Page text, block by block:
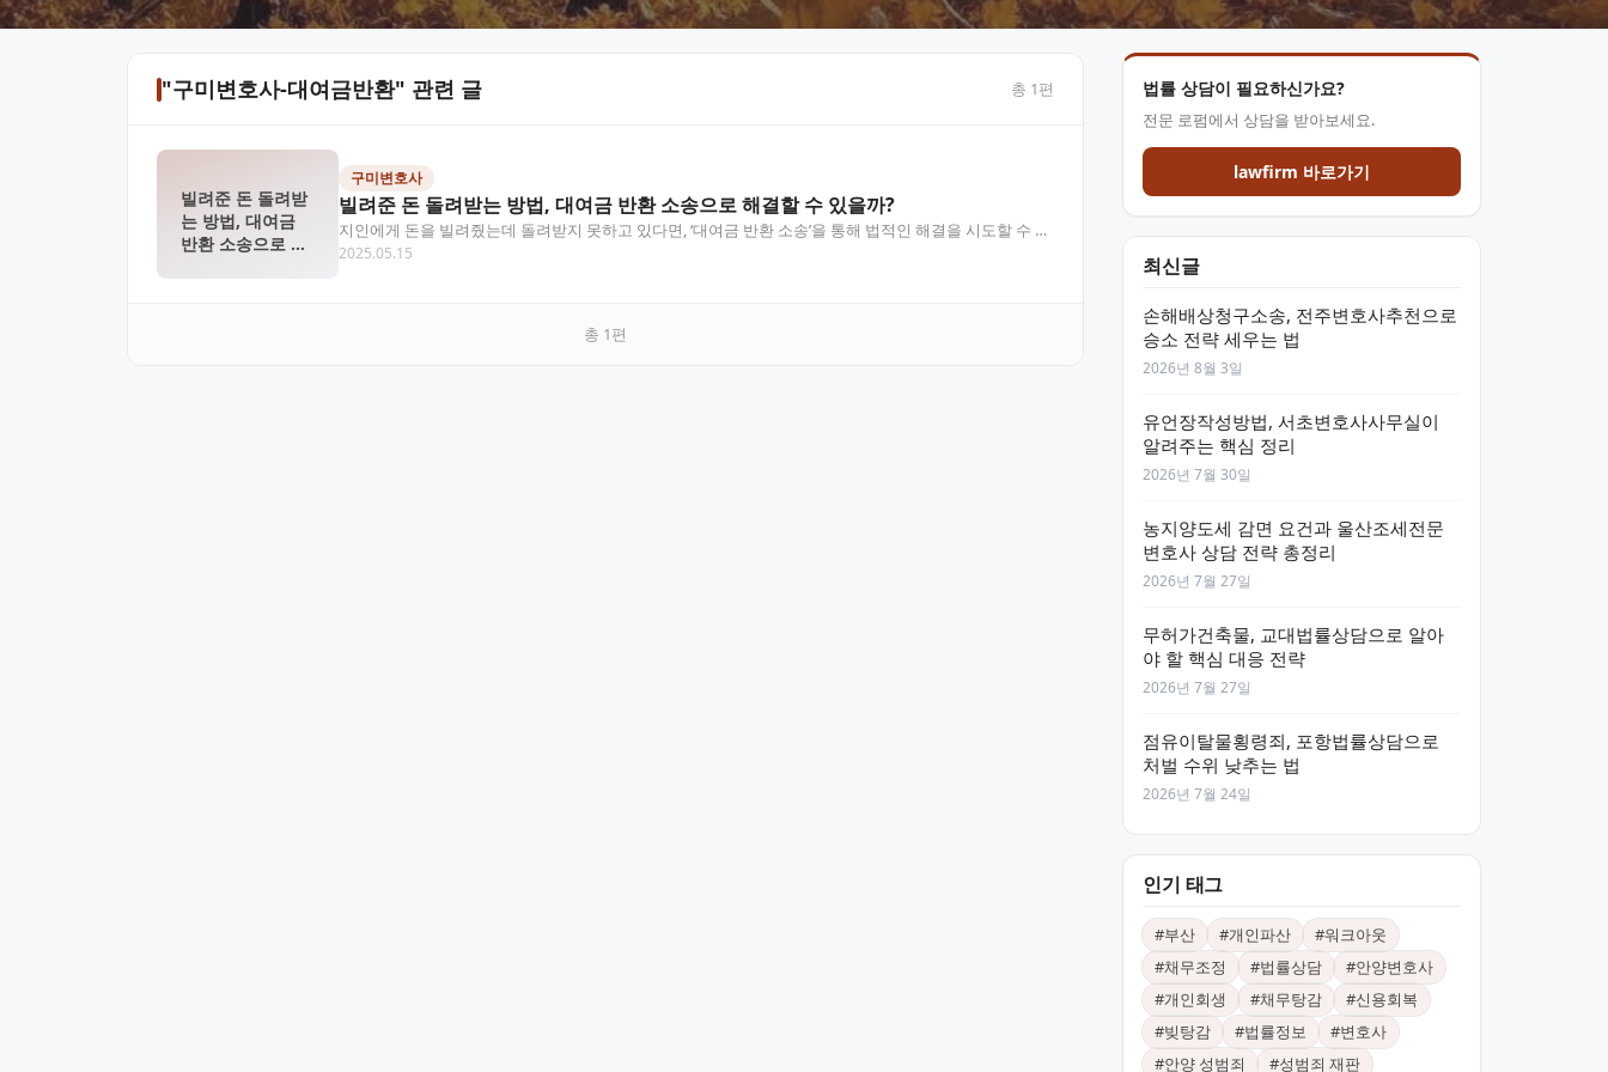
"구미변호사-대여금반환" 관련 글 총 1편
빌려준 돈 돌려받
는 방법, 대여금
반환 소송으로 해
구미변호사
빌려준 돈 돌려받는 방법, 대여금 반환 소송으로 해결할 수 있을까?
지인에게 돈을 빌려줬는데 돌려받지 못하고 있다면, ‘대여금 반환 소송’을 통해 법적인 해결을 시도할 수 있
습니다. 계약서나 차용증 없이도 소송이 가능하지만, 승소를 위해선 일정한…
2025.05.15
총 1편
법률 상담이 필요하신가요?
전문 로펌에서 상담을 받아보세요.
lawfirm 바로가기
최신글
손해배상청구소송, 전주변호사추천으로
승소 전략 세우는 법
2026년 8월 3일
유언장작성방법, 서초변호사사무실이
알려주는 핵심 정리
2026년 7월 30일
농지양도세 감면 요건과 울산조세전문
변호사 상담 전략 총정리
2026년 7월 27일
무허가건축물, 교대법률상담으로 알아
야 할 핵심 대응 전략
2026년 7월 27일
점유이탈물횡령죄, 포항법률상담으로
처벌 수위 낮추는 법
2026년 7월 24일
인기 태그
#부산 #개인파산 #워크아웃
#채무조정 #법률상담 #안양변호사
#개인회생 #채무탕감 #신용회복
#빚탕감 #법률정보 #변호사
#안양 성범죄 #성범죄 재판